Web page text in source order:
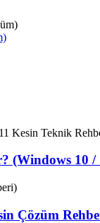
(Windows 10 /
Çözüm